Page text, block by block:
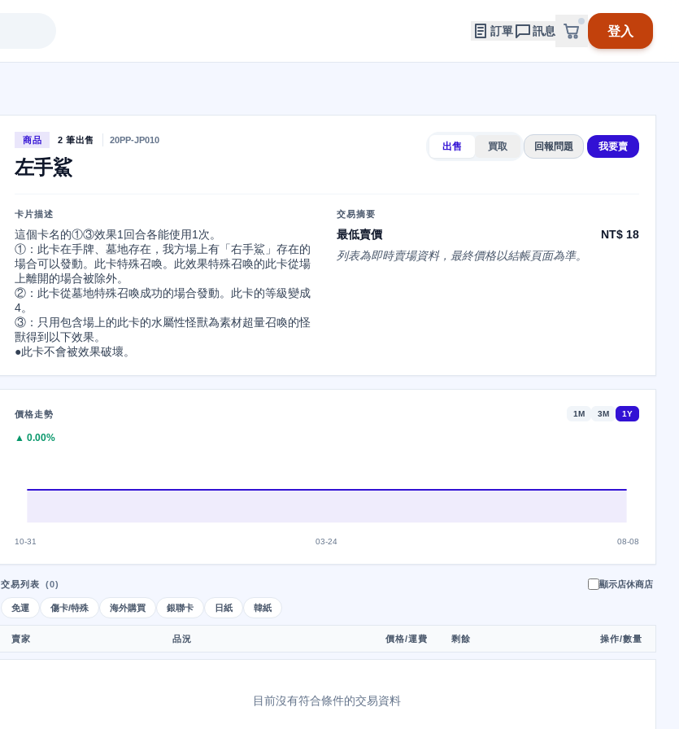
訂單 訊息 登入
商品 2 筆出售 20PP-JP010
左手鯊
出售 買取 回報問題 我要賣
卡片描述
這個卡名的①③效果1回合各能使用1次。
①：此卡在手牌、墓地存在，我方場上有「右手鯊」存在的
場合可以發動。此卡特殊召喚。此效果特殊召喚的此卡從場
上離開的場合被除外。
②：此卡從墓地特殊召喚成功的場合發動。此卡的等級變成
4。
③：只用包含場上的此卡的水屬性怪獸為素材超量召喚的怪
獸得到以下效果。
●此卡不會被效果破壞。
交易摘要
最低賣價
NT$ 18
列表為即時賣場資料，最終價格以結帳頁面為準。
價格走勢 1M 3M 1Y
▲ 0.00%
10-31 03-24 08-08
交易列表 (0) 顯示店休商店
免運 傷卡/特殊 海外購買 銀聯卡 日紙 韓紙
賣家 品況 價格/運費 剩餘 操作/數量
目前沒有符合條件的交易資料